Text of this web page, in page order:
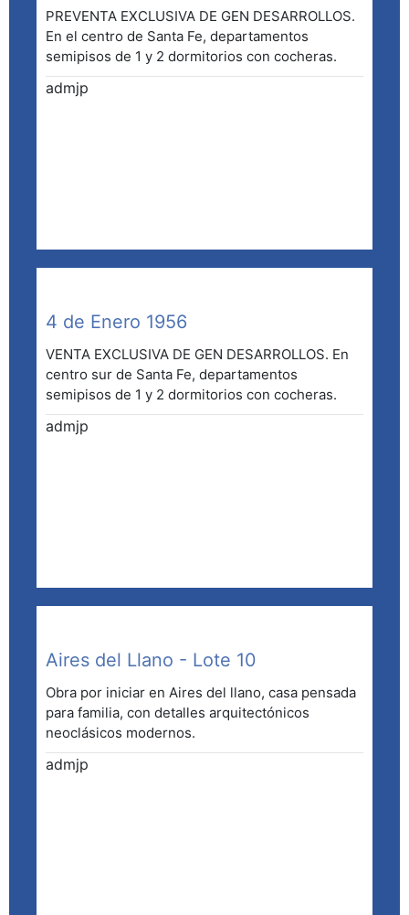
PREVENTA EXCLUSIVA DE GEN DESARROLLOS.
En el centro de Santa Fe, departamentos
semipisos de 1 y 2 dormitorios con cocheras.
admjp
4 de Enero 1956
VENTA EXCLUSIVA DE GEN DESARROLLOS. En
centro sur de Santa Fe, departamentos
semipisos de 1 y 2 dormitorios con cocheras.
admjp
Aires del Llano - Lote 10
Obra por iniciar en Aires del llano, casa pensada
para familia, con detalles arquitectónicos
neoclásicos modernos.
admjp